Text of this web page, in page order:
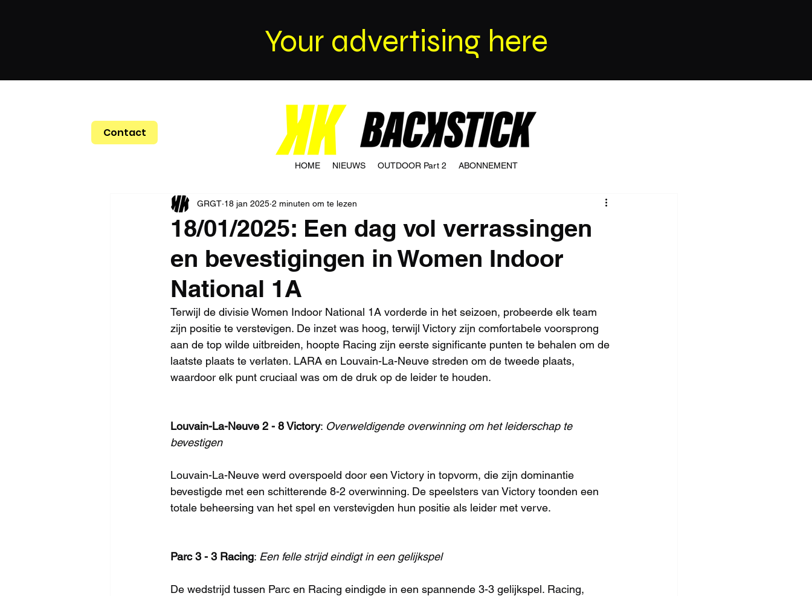
Your advertising here
Contact
HOME NIEUWS OUTDOOR Part 2 ABONNEMENT
18/01/2025: Een dag vol verrassingen
en bevestigingen in Women Indoor
National 1A
GRGT 18 jan 2025 2 minuten om te lezen
Terwijl de divisie Women Indoor National 1A vorderde in het seizoen, probeerde elk team
zijn positie te verstevigen. De inzet was hoog, terwijl Victory zijn comfortabele voorsprong
aan de top wilde uitbreiden, hoopte Racing zijn eerste significante punten te behalen om de
laatste plaats te verlaten. LARA en Louvain-La-Neuve streden om de tweede plaats,
waardoor elk punt cruciaal was om de druk op de leider te houden.
Louvain-La-Neuve 2 - 8 Victory: Overweldigende overwinning om het leiderschap te
bevestigen
Louvain-La-Neuve werd overspoeld door een Victory in topvorm, die zijn dominantie
bevestigde met een schitterende 8-2 overwinning. De speelsters van Victory toonden een
totale beheersing van het spel en verstevigden hun positie als leider met verve.
Parc 3 - 3 Racing: Een felle strijd eindigt in een gelijkspel
De wedstrijd tussen Parc en Racing eindigde in een spannende 3-3 gelijkspel. Racing,